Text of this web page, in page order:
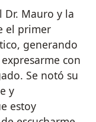
Dr. Mauro y la
el primer
generando
con
Se notó su
y
estoy